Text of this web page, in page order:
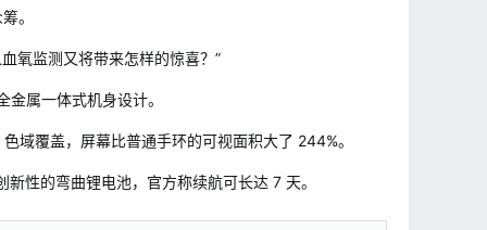
。
氧监测又将带来怎样的惊喜？”
属一体式机身设计。
覆盖，屏幕比普通手环的可视面积大了 244%。
性的弯曲锂电池，官方称续航可长达 7 天。